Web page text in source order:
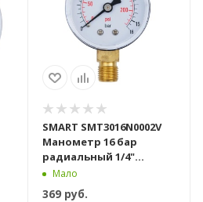
SMART SMT3016N0002V
Манометр 16 бар
радиальный 1/4"
наружняя резьба, 50
штук в упаковке, radial
Мало
369руб.